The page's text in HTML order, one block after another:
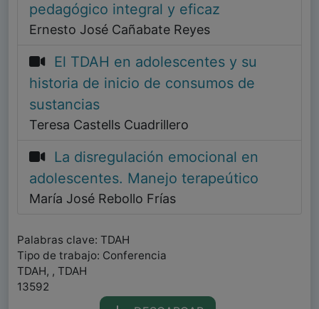
pedagógico integral y eficaz
Ernesto José Cañabate Reyes
El TDAH en adolescentes y su
historia de inicio de consumos de
sustancias
Teresa Castells Cuadrillero
La disregulación emocional en
adolescentes. Manejo terapeútico
María José Rebollo Frías
Palabras clave: TDAH
Tipo de trabajo: Conferencia
TDAH, , TDAH
13592